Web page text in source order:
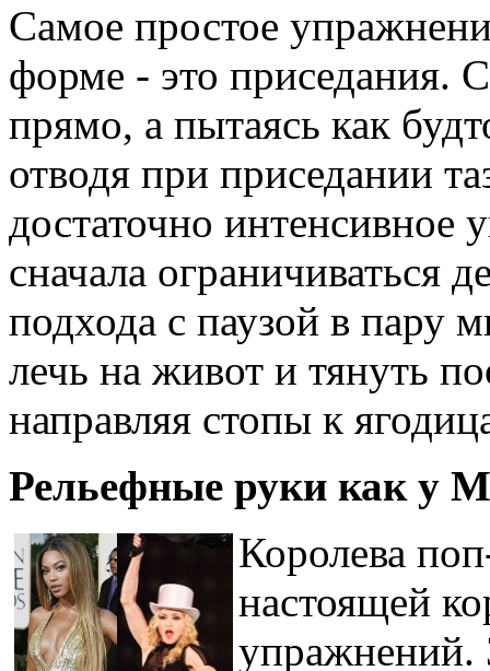
Самое простое
форме - это приседания.
прямо, а пытаясь как
отводя при приседании
достаточно
сначала ограничиваться
подхода с паузой в пару
лечь на живот и тянуть
направляя стопы к
Рельефные руки как у
Королева
настоящей
упражнений.